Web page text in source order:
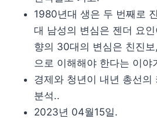
1980년대 생은 두 번째로
대 남성의 변심은 젠더 요
향의 30대의 변심은 친진
으로 이해해야 한다는 이야
경제와 청년이 내년 총선의
분석..
2023년 04월15일.